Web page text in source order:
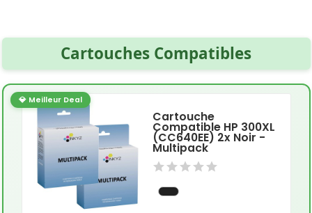
Cartouches Compatibles
💎 Meilleur Deal
Cartouche
Compatible HP 300XL
(CC640EE) 2x Noir -
Multipack